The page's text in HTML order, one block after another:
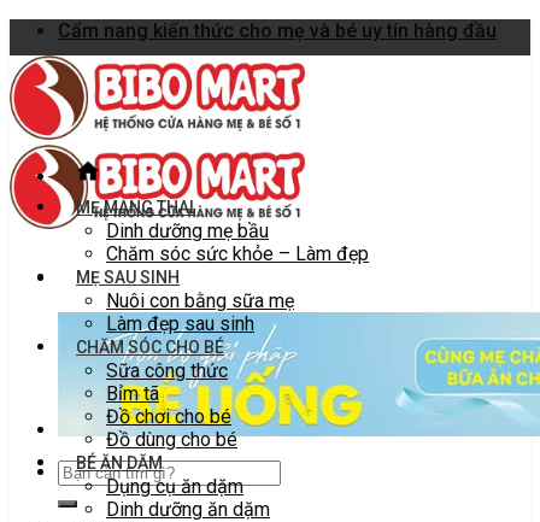
Skip
to
content
Cẩm nang kiến thức cho mẹ và bé uy tín hàng đầu
MẸ MANG THAI
Dinh dưỡng mẹ bầu
Chăm sóc sức khỏe – Làm đẹp
MẸ SAU SINH
Nuôi con bằng sữa mẹ
Làm đẹp sau sinh
CHĂM SÓC CHO BÉ
Sữa công thức
Bỉm tã
Đồ chơi cho bé
Đồ dùng cho bé
BÉ ĂN DẶM
Dụng cụ ăn dặm
Dinh dưỡng ăn dặm